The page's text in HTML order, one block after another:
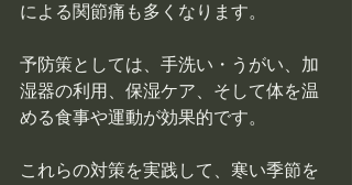
による関節痛も多くなります。
予防策としては、手洗い・うがい、加
湿器の利用、保湿ケア、そして体を温
める食事や運動が効果的です。
これらの対策を実践して、寒い季節を